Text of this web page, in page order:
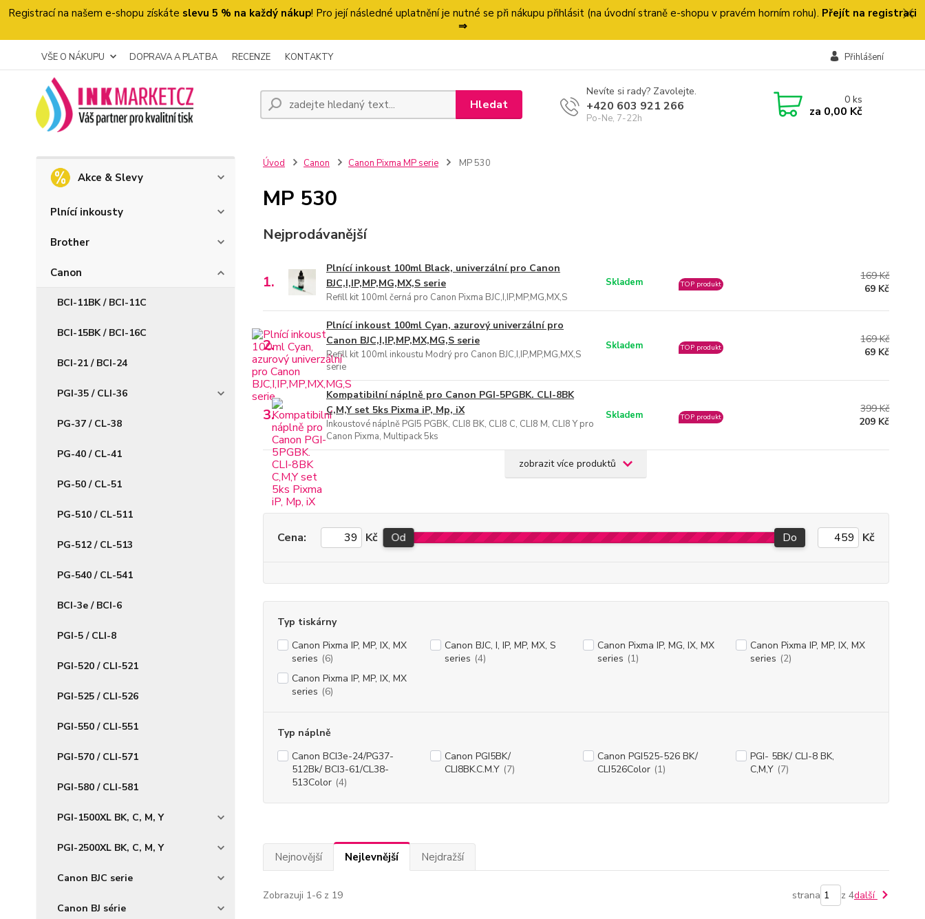
Registrací na našem e-shopu získáte slevu 5 % na každý nákup! Pro její následné uplatnění je nutné se při nákupu přihlásit (na úvodní straně e-shopu v pravém horním rohu). Přejít na registraci
⇒
VŠE O NÁKUPU DOPRAVA A PLATBA RECENZE KONTAKTY Přihlášení
Hledat
Nevíte si rady? Zavolejte.
+420 603 921 266
Po-Ne, 7-22h
0ks
za 0,00 Kč
Akce & Slevy
Plnící inkousty
Brother
Canon
BCI-11BK / BCI-11C
BCI-15BK / BCI-16C
BCI-21 / BCI-24
PGI-35 / CLI-36
PG-37 / CL-38
PG-40 / CL-41
PG-50 / CL-51
PG-510 / CL-511
PG-512 / CL-513
PG-540 / CL-541
BCI-3e / BCI-6
PGI-5 / CLI-8
PGI-520 / CLI-521
PGI-525 / CLI-526
PGI-550 / CLI-551
PGI-570 / CLI-571
PGI-580 / CLI-581
PGI-1500XL BK, C, M, Y
PGI-2500XL BK, C, M, Y
Canon BJC serie
Canon BJ série
Úvod Canon Canon Pixma MP serie MP 530
MP 530
Nejprodávanější
1.
Plnící inkoust 100ml Black, univerzální pro Canon
BJC,I,IP,MP,MG,MX,S serie
Refill kit 100ml černá pro Canon Pixma BJC,I,IP,MP,MG,MX,S
Skladem TOP produkt
169 Kč
69 Kč
2.
Plnící inkoust 100ml Cyan, azurový univerzální pro
Canon BJC,I,IP,MP,MX,MG,S serie
Refill kit 100ml inkoustu Modrý pro Canon BJC,I,IP,MP,MG,MX,S
serie
Skladem TOP produkt
169 Kč
69 Kč
3.
Kompatibilní náplně pro Canon PGI-5PGBK. CLI-8BK
C,M,Y set 5ks Pixma iP, Mp, iX
Inkoustové náplně PGI5 PGBK, CLI8 BK, CLI8 C, CLI8 M, CLI8 Y pro
Canon Pixma, Multipack 5ks
Skladem TOP produkt
399 Kč
209 Kč
zobrazit více produktů
Cena: Kč Od Do Kč
Typ tiskárny
Canon Pixma IP, MP, IX, MX
series (6)
Canon BJC, I, IP, MP, MX, S
series (4)
Canon Pixma IP, MG, IX, MX
series (1)
Canon Pixma IP, MP, IX, MX
series (2)
Canon Pixma IP, MP, IX, MX
series (6)
Typ náplně
Canon BCI3e-24/PG37-
512Bk/ BCI3-61/CL38-
513Color (4)
Canon PGI5BK/
CLI8BK.C.M.Y (7)
Canon PGI525-526 BK/
CLI526Color (1)
PGI- 5BK/ CLI-8 BK,
C,M,Y (7)
Nejnovější Nejlevnější Nejdražší
Zobrazuji 1-6 z 19 strana z 4další